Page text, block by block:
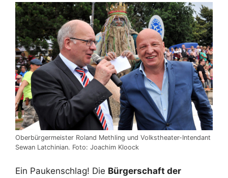
Oberbürgermeister Roland Methling und Volkstheater-Intendant
Sewan Latchinian. Foto: Joachim Kloock
Ein Paukenschlag! Die Bürgerschaft der